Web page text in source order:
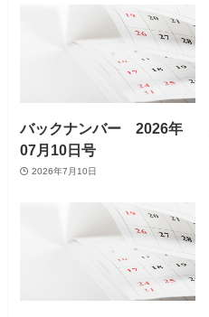
バックナンバー 2026年
07月10日号
2026年7月10日